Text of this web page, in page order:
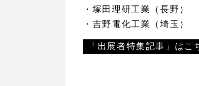
・塚田理研工業（長野）
・吉野電化工業（埼玉）
「出展者特集記事」はこ